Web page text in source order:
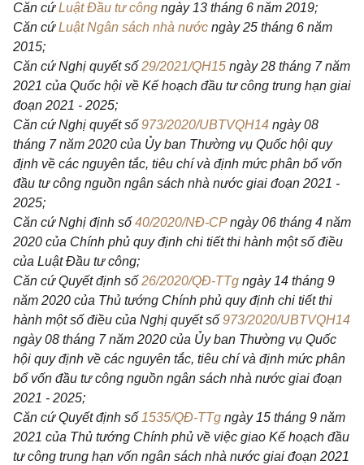
Căn cứLuật Đầu tư công ngày 13 tháng 6 năm 2019;
Căn cứLuật Ngân sách nhà nước ngày 25 tháng 6 năm
2015;
Căn cứ Nghị quyết số 29/2021/QH15 ngày 28 tháng 7 năm
2021 của Quốc hội về Kế hoạch đầu tư công trung hạn giai
đoạn 2021 - 2025;
Căn cứ Nghị quyết số 973/2020/UBTVQH14 ngày 08
tháng 7 năm 2020 của Ủy ban Thường vụ Quốc hội quy
định về các nguyên tắc, tiêu chí và định mức phân bổ vốn
đầu tư công nguồn ngân sách nhà nước giai đoạn 2021 -
2025;
Căn cứ Nghị định số 40/2020/NĐ-CPngày 06 tháng 4 năm
2020 của Chính phủ quy định chi tiết thi hành một số điều
của Luật Đầu tư công;
Căn cứ Quyết định số 26/2020/QĐ-TTg ngày 14 tháng 9
năm 2020 của Thủ tướng Chính phủ quy định chi tiết thi
hành một số điều của Nghị quyết số 973/2020/UBTVQH14
ngày 08 tháng 7 năm 2020 của Ủy ban Thường vụ Quốc
hội quy định về các nguyên tắc, tiêu chí và định mức phân
bổ vốn đầu tư công nguồn ngân sách nhà nước giai đoạn
2021 - 2025;
Căn cứ Quyết định số 1535/QĐ-TTg ngày 15 tháng 9 năm
2021 của Thủ tướng Chính phủ về việc giao Kế hoạch đầu
tư công trung hạn vốn ngân sách nhà nước giai đoạn 2021